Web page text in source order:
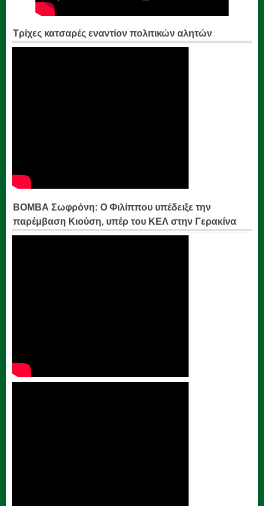
Τρίχες κατσαρές εναντίον πολιτικών αλητών
ΒΟΜΒΑ Σωφρόνη: Ο Φιλίππου υπέδειξε την
παρέμβαση Κιούση, υπέρ του ΚΕΛ στην Γερακίνα